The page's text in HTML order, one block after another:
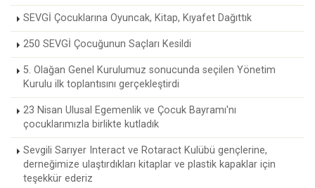
SEVGİ Çocuklarına Oyuncak, Kitap, Kıyafet Dağıttık
250 SEVGİ Çocuğunun Saçları Kesildi
5. Olağan Genel Kurulumuz sonucunda seçilen Yönetim
Kurulu ilk toplantısını gerçekleştirdi
23 Nisan Ulusal Egemenlik ve Çocuk Bayramı'nı
çocuklarımızla birlikte kutladık
Sevgili Sarıyer Interact ve Rotaract Kulübü gençlerine,
derneğimize ulaştırdıkları kitaplar ve plastik kapaklar için
teşekkür ederiz